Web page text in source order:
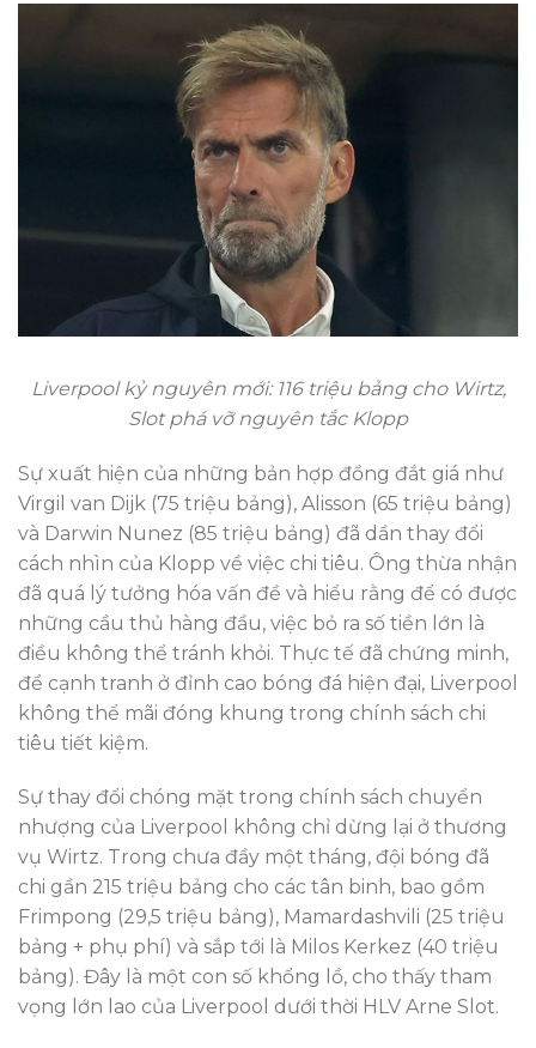
Liverpool kỷ nguyên mới: 116 triệu bảng cho Wirtz,
Slot phá vỡ nguyên tắc Klopp
Sự xuất hiện của những bản hợp đồng đắt giá như
Virgil van Dijk (75 triệu bảng), Alisson (65 triệu bảng)
và Darwin Nunez (85 triệu bảng) đã dần thay đổi
cách nhìn của Klopp về việc chi tiêu. Ông thừa nhận
đã quá lý tưởng hóa vấn đề và hiểu rằng để có được
những cầu thủ hàng đầu, việc bỏ ra số tiền lớn là
điều không thể tránh khỏi. Thực tế đã chứng minh,
để cạnh tranh ở đỉnh cao bóng đá hiện đại, Liverpool
không thể mãi đóng khung trong chính sách chi
tiêu tiết kiệm.
Sự thay đổi chóng mặt trong chính sách chuyển
nhượng của Liverpool không chỉ dừng lại ở thương
vụ Wirtz. Trong chưa đầy một tháng, đội bóng đã
chi gần 215 triệu bảng cho các tân binh, bao gồm
Frimpong (29,5 triệu bảng), Mamardashvili (25 triệu
bảng + phụ phí) và sắp tới là Milos Kerkez (40 triệu
bảng). Đây là một con số khổng lồ, cho thấy tham
vọng lớn lao của Liverpool dưới thời HLV Arne Slot.